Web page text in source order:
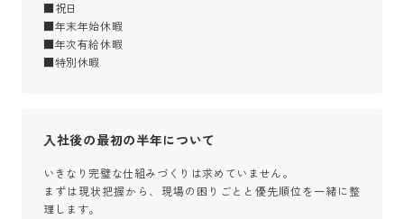
■祝日
■年末年始休暇
■年次有給休暇
■特別休暇
入社後の最初の半年について
いきなり完璧な仕組みづくりは求めていません。
まずは現状把握から、現場の困りごとと優先順位を一緒に整
理します。